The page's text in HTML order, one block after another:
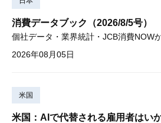
消費データブック（2026/8/5号）
2026年08月05日
米国
米国：AIで代替される雇用者はい